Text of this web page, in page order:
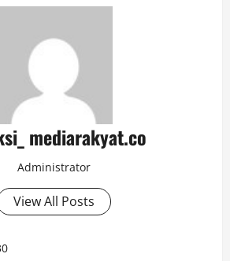
mediarakyat.co
Administrator
View All Posts